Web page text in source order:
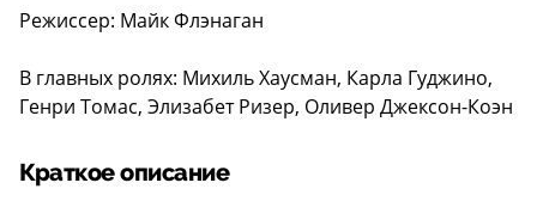
Режиссер: Майк Флэнаган
В главных ролях: Михиль Хаусман, Карла Гуджино,
Генри Томас, Элизабет Ризер, Оливер Джексон-Коэн
Краткое описание